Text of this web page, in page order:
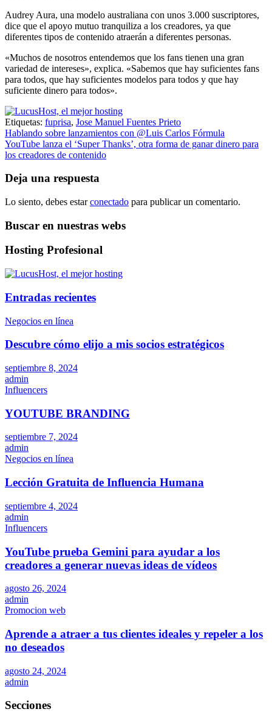
Audrey Aura, una modelo australiana con unos 3.000 suscriptores,
dice que el apoyo mutuo tranquiliza a los creadores, ya que
diferentes tipos de contenido atraerán a diferentes personas.
«Muchos de nosotros entendemos que los fans tienen una gran
variedad de intereses», explica. «Sabemos que hay suficientes fans
para todos, que hay suficientes modelos para todos y que hay
suficiente dinero para todos».
Etiquetas: fuprisa, Jose Manuel Fuentes Prieto
Navegación
de
Hablando sobre lanzamientos con @Luis Carlos Fórmula
YouTube lanza el ‘Super Thanks’, otra forma de ganar dinero para
los creadores de contenido
Deja una respuesta
Lo siento, debes estarconectado para publicar un comentario.
Buscar en nuestras webs
Hosting Profesional
Entradas recientes
Negocios en línea
Descubre cómo elijo a mis socios estratégicos
septiembre 8, 2024
admin
Influencers
YOUTUBE BRANDING
septiembre 7, 2024
admin
Negocios en línea
Lección Gratuita de Influencia Humana
septiembre 4, 2024
admin
Influencers
YouTube prueba Gemini para ayudar a los
creadores a generar nuevas ideas de vídeos
agosto 26, 2024
admin
Promocion web
Aprende a atraer a tus clientes ideales y repeler a los
no deseados
agosto 24, 2024
admin
Secciones